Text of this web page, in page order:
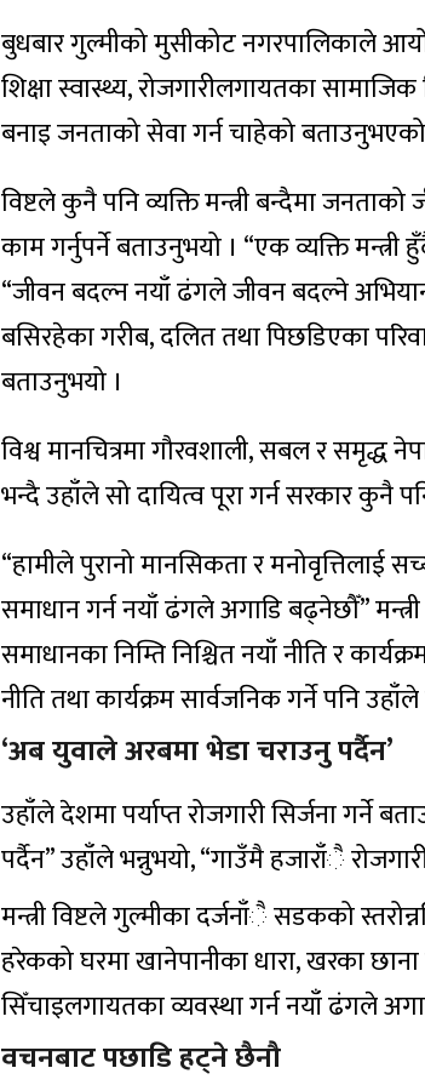
बुधबार गुल्मीको मुसीकोट नगरपालिकाले
शिक्षा स्वास्थ्य, रोजगारीलगायतका
बनाइ जनताको सेवा गर्न चाहेको
विष्टले कुनै पनि व्यक्ति मन्त्री बन्दैमा
काम गर्नुपर्ने बताउनुभयो । “एक व्यक्ति
“जीवन बदल्न नयाँ ढंगले जीवन बदल्ने
बसिरहेका गरीब, दलित तथा पिछडिएका
बताउनुभयो ।
विश्व मानचित्रमा गौरवशाली, सबल र समृद्ध
भन्दै उहाँले सो दायित्व पूरा गर्न सरकार कुनै
“हामीले पुरानो मानसिकता र मनोवृत्तिलाई
समाधान गर्न नयाँ ढंगले अगाडि बढ्नेछौँ”
समाधानका निम्ति निश्चित नयाँ नीति र
नीति तथा कार्यक्रम सार्वजनिक गर्ने पनि
‘अब युवाले अरबमा भेडा चराउनु पर्दैन’
उहाँले देशमा पर्याप्त रोजगारी सिर्जना गर्ने
पर्दैन” उहाँले भन्नुभयो, “गाउँमै हजाराँै
मन्त्री विष्टले गुल्मीका दर्जनाँै सडकको
हरेकको घरमा खानेपानीका धारा, खरका
सिँचाइलगायतका व्यवस्था गर्न नयाँ ढंगले
वचनबाट पछाडि हट्ने छैनौ